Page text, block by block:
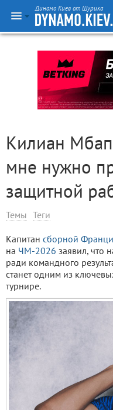
Динамо Киев от Шурика
Килиан
мне нужно
защитной
Темы Теги
Капитан сборной
на ЧМ-2026 заявил, что
ради командного
станет одним из
турнире.